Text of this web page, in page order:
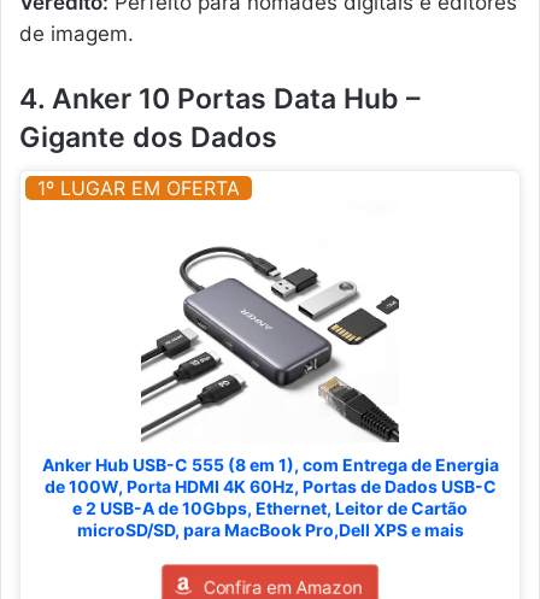
de imagem.
4. Anker 10 Portas Data Hub –
Gigante dos Dados
1º LUGAR EM OFERTA
Anker Hub USB-C 555 (8 em 1), com Entrega de Energia
de 100W, Porta HDMI 4K 60Hz, Portas de Dados USB-C
e 2 USB-A de 10Gbps, Ethernet, Leitor de Cartão
microSD/SD, para MacBook Pro,Dell XPS e mais
Confira em Amazon